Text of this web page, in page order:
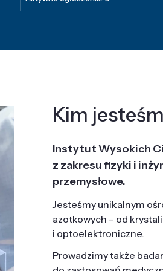
Kim
Instytut Wysokich
z zakresu fizyki i
przemysłowe.
Jesteśmy unikalnym
azotkowych – od
i optoelektroniczne.
Prowadzimy także